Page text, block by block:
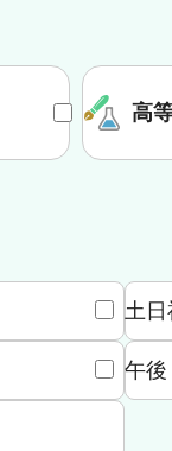
高
土
午後